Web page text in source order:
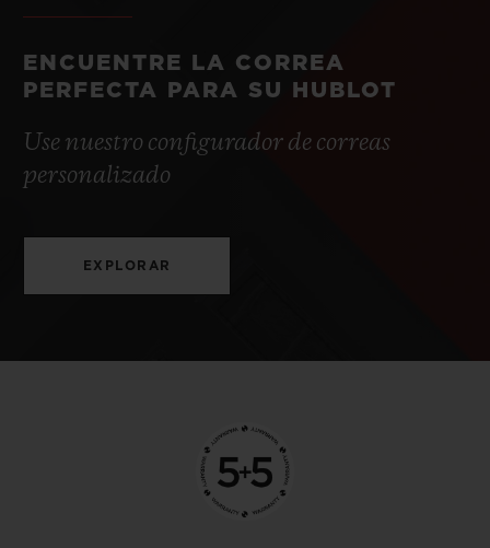
ENCUENTRE LA CORREA
PERFECTA PARA SU HUBLOT
Use nuestro configurador de correas
personalizado
EXPLORAR